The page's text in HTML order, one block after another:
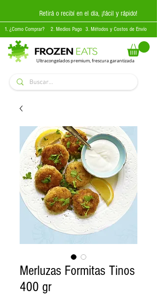
Retirá o recibí en el día, ¡fácil y rápido!
1. ¿Como Comprar? 2. Medios Pago 3. Métodos y Costos de Envío
Ultracongelados premium, frescura garantizada
Merluzas Formitas Tinos
400 gr